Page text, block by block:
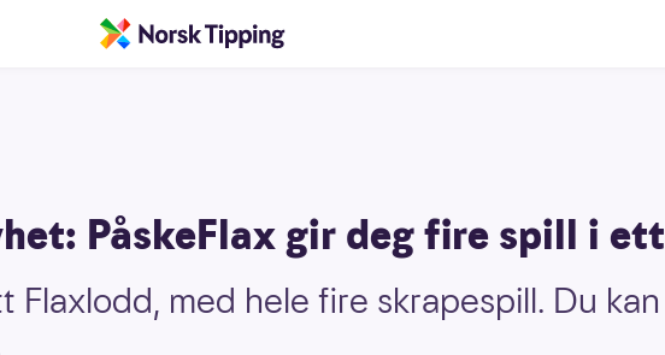
PåskeFlax gir deg fire spill i ett
Flaxlodd, med hele fire skrapespill. Du kan